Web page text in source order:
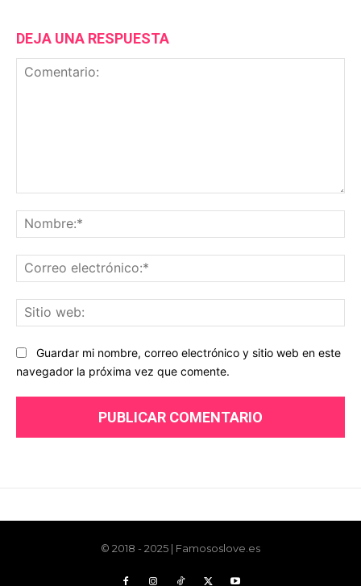
© 2018 - 2025 | Famososlove.es